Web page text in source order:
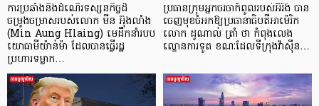
ការប្រឆាំងនឹងដំណើរទស្សនកិច្ចដ៏
ចម្រូងចម្រាសរបស់លោក មីន អ៊ុងលាំង
(Min Aung Hlaing) មេដឹកនាំរបប
យោធាមីយ៉ាន់ម៉ា ដែលបានធ្វើរដ្ឋ
ប្រហារទម្លាក…
ប្រធានក្រុមអ្នកចរចាកំពូលរបស់អ៊ីរ៉ង់ បាន
ចេញមុខចំអកឱ្យប្រធានាធិបតីអាម៉េរិក
លោក ដូណាល់ ត្រាំ ថា កំពុងលេង
ល្ខោនការទូត ខណៈដែលទីក្រុងវ៉ាស៊ីន…